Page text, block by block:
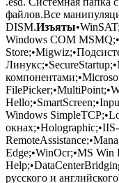
файлов.Все
DISM.Изъяты
Windows COM
Windows
Edge;•WinOcr;•MS Win
русского и